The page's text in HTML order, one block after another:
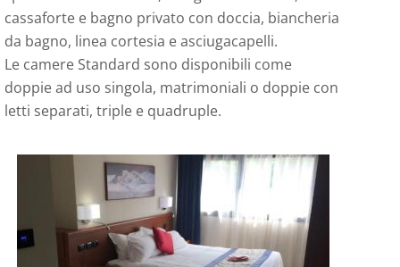
cassaforte e bagno privato con doccia, biancheria
da bagno, linea cortesia e asciugacapelli.
Le camere Standard sono disponibili come
doppie ad uso singola, matrimoniali o doppie con